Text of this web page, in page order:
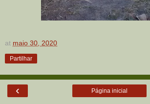
at maio 30, 2020
Partilhar
‹ Página inicial